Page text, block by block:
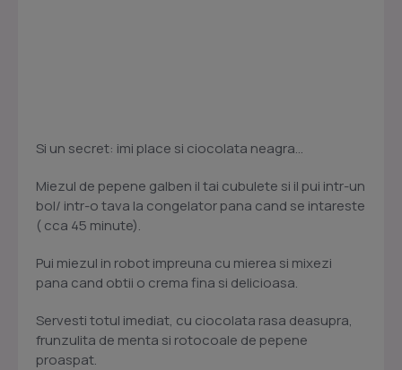
Si un secret: imi place si ciocolata neagra...
Miezul de pepene galben il tai cubulete si il pui intr-un
bol/ intr-o tava la congelator pana cand se intareste
( cca 45 minute).
Pui miezul in robot impreuna cu mierea si mixezi
pana cand obtii o crema fina si delicioasa.
Servesti totul imediat, cu ciocolata rasa deasupra,
frunzulita de menta si rotocoale de pepene
proaspat.